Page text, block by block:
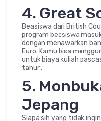
4. Great
Beasiswa dari British
program beasiswa
dengan menawarkan
Euro. Kamu bisa
untuk biaya kuliah
tahun.
5.
Jepang
Siapa sih yang tidak